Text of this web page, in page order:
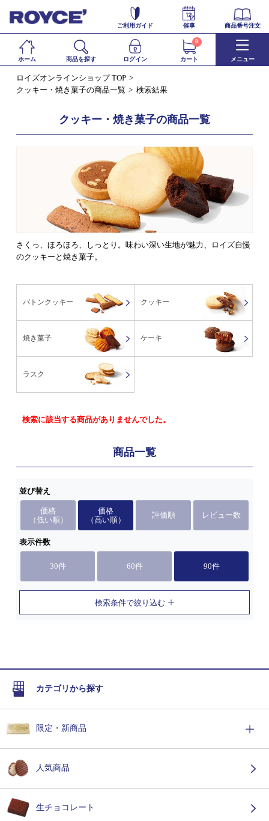
ご利用ガイド 催事 商品番号注文
ホーム 商品を探す ログイン カート
0
メニュー
ロイズオンラインショップ TOP
クッキー・焼き菓子の商品一覧
検索結果
クッキー・焼き菓子の商品一覧
さくっ、ほろほろ、しっとり。味わい深い生地が魅力、ロイズ自慢
のクッキーと焼き菓子。
バトンクッキー クッキー
焼き菓子 ケーキ
ラスク
検索に該当する商品がありませんでした。
商品一覧
並び替え
価格
（低い順）
価格
（高い順）
評価順 レビュー数
表示件数
30件 60件 90件
検索条件で絞り込む
カテゴリから探す
限定・新商品
人気商品
生チョコレート